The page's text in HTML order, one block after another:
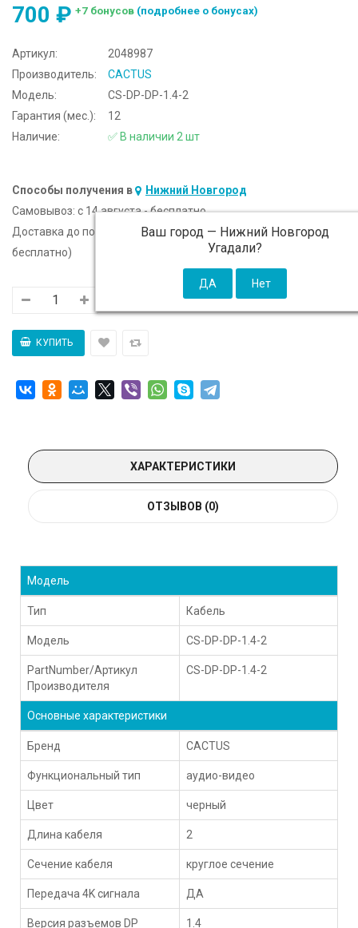
700 ₽ +7 бонусов (подробнее о бонусах)
Артикул:
2048987
Производитель:
CACTUS
Модель:
CS-DP-DP-1.4-2
Гарантия (мес.):
12
Наличие:
✅ В наличии 2 шт
Способы получения в Нижний Новгород
Ваш город — Нижний Новгород
Угадали?
Самовывоз: c 14 августа - бесплатно
Доставка до подъезда:
c 14 августа - 300 ₽ (от 5 000 ₽
бесплатно)
ХАРАКТЕРИСТИКИ
ОТЗЫВОВ (0)
Модель
Тип Кабель
Модель CS-DP-DP-1.4-2
PartNumber/Артикул
Производителя
CS-DP-DP-1.4-2
Основные характеристики
Бренд CACTUS
Функциональный тип аудио-видео
Цвет черный
Длина кабеля 2
Сечение кабеля круглое сечение
Передача 4K сигнала ДА
Версия разъемов DP 1.4